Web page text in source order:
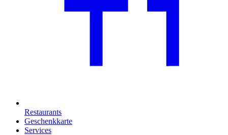
Restaurants
Geschenkkarte
Services